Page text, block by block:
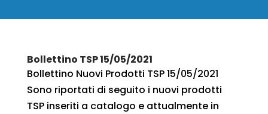
Bollettino TSP 15/05/2021
Bollettino Nuovi Prodotti TSP 15/05/2021
Sono riportati di seguito i nuovi prodotti
TSP inseriti a catalogo e attualmente in